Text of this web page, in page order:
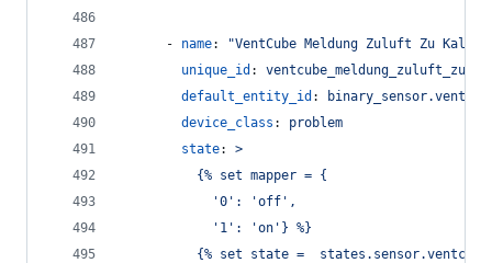
      -
name: "VentCube Meldung Zuluft Zu Kalt
unique_id :
default_entity_id :
device_class : problem
state: >
          {% set mapper = {
            '0': 'off',
            '1': 'on'} %}
{% set state =